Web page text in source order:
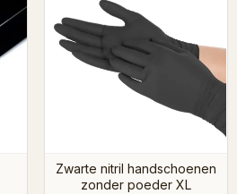
Zwarte nitril handschoenen
zonder poeder XL